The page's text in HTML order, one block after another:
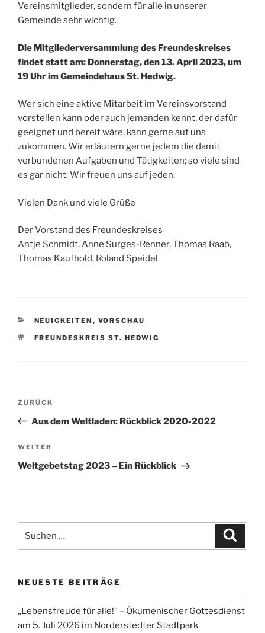
Vereinsmitglieder, sondern für alle in unserer
Gemeinde sehr wichtig.
Die Mitgliederversammlung des Freundeskreises
findet statt am: Donnerstag, den 13. April 2023, um
19 Uhr im Gemeindehaus St. Hedwig.
Wer sich eine aktive Mitarbeit im Vereinsvorstand
vorstellen kann oder auch jemanden kennt, der dafür
geeignet und bereit wäre, kann gerne auf uns
zukommen. Wir erläutern gerne jedem die damit
verbundenen Aufgaben und Tätigkeiten; so viele sind
es gar nicht. Wir freuen uns auf jeden.
Vielen Dank und viele Grüße
Der Vorstand des Freundeskreises
Antje Schmidt, Anne Surges-Renner, Thomas Raab,
Thomas Kaufhold, Roland Speidel
KATEGORIEN
NEUIGKEITEN , VORSCHAU
SCHLAGWÖRTER
FREUNDESKREIS ST. HEDWIG
Beitragsnavigation
Vorheriger
Beitrag
ZURÜCK
Aus dem Weltladen: Rückblick 2020-2022
Nächster
Beitrag
WEITER
Weltgebetstag 2023 – Ein Rückblick
nach:
NEUESTE BEITRÄGE
„Lebensfreude für alle!“ – Ökumenischer Gottesdienst
am 5. Juli 2026 im Norderstedter Stadtpark